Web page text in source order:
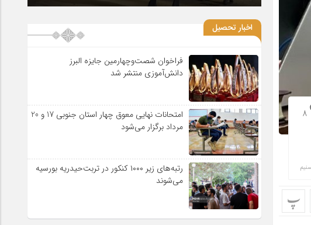
8
پ
اخبار تحصیل
فراخوان شصت‌وچهارمین جایزه البرز
دانش‌آموزی منتشر شد
امتحانات نهایی معوق چهار استان جنوبی 17 و 20
مرداد برگزار می‌شود
رتبه‌های زیر ۱۰۰۰ کنکور در تربت‌حیدریه بورسیه
می‌شوند